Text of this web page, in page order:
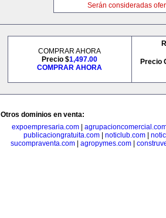
Serán consideradas
COMPRAR AHORA
Precio $1,497.00
COMPRAR AHORA
Precio
Otros dominios en venta:
expoempresaria.com|
publicaciongratuita.com| noticlub.com|
sucompraventa.com
agropymes.com